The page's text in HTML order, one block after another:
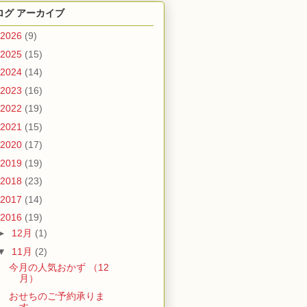
グ アーカイブ
2026 (9)
2025 (15)
2024 (14)
2023 (16)
2022 (19)
2021 (15)
2020 (17)
2019 (19)
2018 (23)
2017 (14)
2016 (19)
12月 (1)
11月 (2)
今月の人気おかず （12
月）
おせちのご予約承りま